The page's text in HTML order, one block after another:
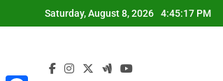
to
Saturday, August 8, 2026 4:45:17 PM